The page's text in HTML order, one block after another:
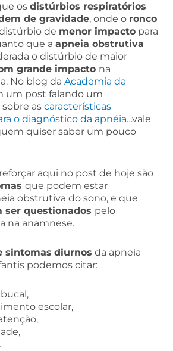
os distúrbios respiratórios
de gravidade, onde o ronco
de menor impacto para
que a apneia obstrutiva
o distúrbio de maior
grande impacto na
No blog da Academia da
um post falando um
as características
o diagnóstico da apnéia…vale
quiser saber um pouco
aqui no post de hoje são
que podem estar
obstrutiva do sono, e que
ser questionados pelo
na anamnese.
sintomas diurnos da apneia
podemos citar:
escolar,